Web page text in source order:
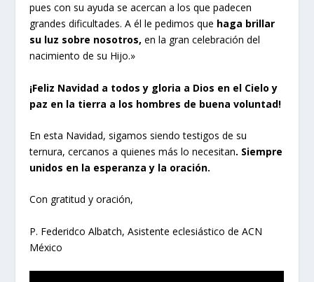
pues con su ayuda se acercan a los que padecen
grandes dificultades. A él le pedimos que haga brillar
su luz sobre nosotros, en la gran celebración del
nacimiento de su Hijo.»
¡Feliz Navidad a todos y gloria a Dios en el Cieloy
paz en la tierra a los hombres de buena voluntad!
En esta Navidad, sigamos siendo testigos de su
ternura, cercanos a quienes más lo necesitan. Siempre
unidos en la esperanza y la oración.
Con gratitud y oración,
P. Federidco Albatch, Asistente eclesiástico de ACN
México